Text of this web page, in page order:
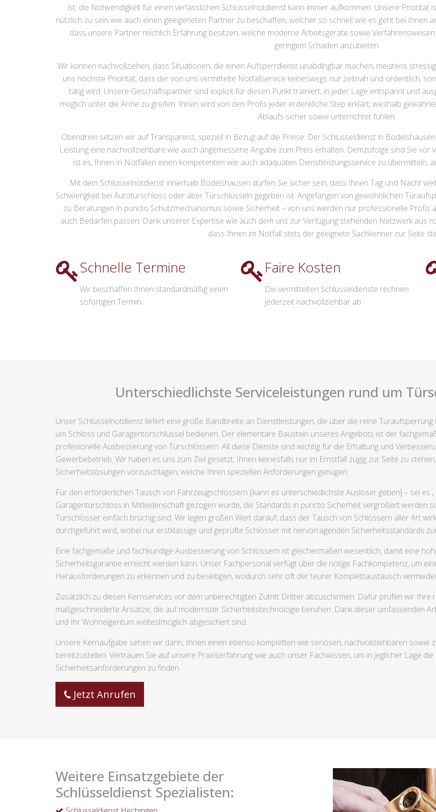
ist: die Notwendigkeit für einen verlässlichen Schlüsselnotdienst kann immer aufkommen. Unsere Priorität
nützlich zu sein wie auch einen geeigeneten Partner zu beschaffen, welcher so schnell wie es geht bei Ihnen
dass unsere Partner reichlich Erfahrung besitzen, welche moderne Arbeitsgeräte sowie
geringem Schaden anzubieten.
Wir können nachvollziehen, dass Situationen, die einen Aufsperrdienst unabdingbar machen, meistens
uns höchste Priorität, dass der von uns vermittelte Notfallservice keineswegs nur zeitnah und ordentlich,
tätig wird. Unsere Geschäftspartner sind explizit für diesen Punkt trainiert, in jeder Lage entspannt und
möglich unter die Arme zu greifen. Ihnen wird von den Profis jeder erdenkliche Step erklärt, weshalb
Ablaufs sicher sowie unterrichtet fühlen.
Obendrein setzen wir auf Transparenz, speziell in Bezug auf die Preise. Der Schlüsseldienst in
Leistung eine nachvollziehbare wie auch angemessene Angabe zum Preis erhalten. Demzufolge sind Sie
ist es, Ihnen in Notfällen einen kompetenten wie auch adäquaten Dienstleistungsservice zu übermitteln,
Mit dem Schlüsselnotdienst innerhalb Bodelshausen dürfen Sie sicher sein, dass Ihnen Tag und Nacht
Schwierigkeit bei Autotürschloss oder aber Türschlüsseln gegeben ist. Angefangen von gewöhnlichen
zu Beratungen in puncto Schutzmechanismus sowie Sicherheit – von uns werden nur professionelle Profis
auch Bedarfen passen. Dank unserer Expertise wie auch dem uns zur Verfügung stehenden Netzwerk aus
dass Ihnen im Notfall stets der geeignete Sachkenner zur Seite
Schnelle Termine
Wir beschaffen Ihnen standardmäßig einen
sofortigen Termin.
Faire Kosten
Die vermittelten Schlüsseldienste rechnen
jederzeit nachvollziehbar ab.
Unterschiedlichste Serviceleistungen rund um
Unser Schlüsselnotdienst liefert eine große Bandbreite an Dienstleistungen, die über die reine
um Schloss und Garagentorschlüssel bedienen. Der elementare Baustein unseres Angebots ist der
profesionelle Ausbesserung von Türschlössern. All diese Dienste sind wichtig für die Erhaltung und
Gewerbebetrieb. Wir haben es uns zum Ziel gesetzt, Ihnen keinesfalls nur im Ernstfall zügig zur Seite zu
Sicherheitslösungen vorzuschlagen, welche Ihren speziellen Anforderungen genügen.
Für den erforderlichen Tausch von Fahrzeugschlössern {kann es unterschiedlichste Auslöser geben} – sei es
Garagentürschloss in Mitleidenschaft gezogen wurde, die Standards in puncto Sicherheit vergrößert werden
Türschlösser einfach brüchig sind. Wir legen großen Wert darauf, dass der Tausch von Schlössern aller Art
durchgeführt wird, wobei nur erstklassige und geprüfte Schlösser mit hervorragenden Sicherheitsstandards
Eine fachgemäße und fachkundige Ausbesserung von Schlössern ist gleichermaßen wesentlich, damit eine
Sicherheitsgarantie erreicht werden kann. Unser Fachpersonal verfügt über die nötige Fachkompetenz, um
Herausforderungen zu erkennen und zu beseitigen, wodurch sehr oft der teurer Komplettaustausch
Zusätzlich zu diesen Kernservices vor dem unberechtigten Zutritt Dritter abzuschirmen. Dafür prüfen wir Ihre
maßgeschneiderte Ansätze, die auf modernster Sicherheitstechnologie beruhen. Dank dieser umfassenden
und Ihr Wohneigentum weitestmöglich abgesichert sind.
Unsere Kernaufgabe sehen wir darin, Ihnen einen ebenso kompletten wie seriösen, nachvollziehbaren sowie
bereitzustellen. Vertrauen Sie auf unsere Praxiserfahrung wie auch unser Fachwissen, um in jeglicher Lage
Sicherheitsanforderungen zu finden.
Jetzt Anrufen
Weitere Einsatzgebiete der
Schlüsseldienst Spezialisten: